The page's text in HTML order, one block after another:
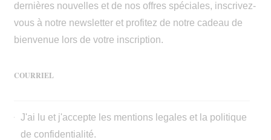
dernières nouvelles et de nos offres spéciales, inscrivez-
vous à notre newsletter et profitez de notre cadeau de
bienvenue lors de votre inscription.
COURRIEL
J'ai lu et j'accepte les mentions legales et la politique
de confidentialité.